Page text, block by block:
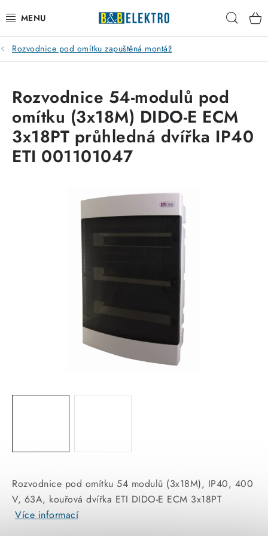
na
obsah
Reklamace / Vrácení zboží
Kontakty
VYTÁPĚNÍ
OHŘÍVAČE VODY
SVÍTIDLA domovní
LED osvětlení
SVÍTIDLA interiérová
Rozvodnice pod omítku zapuštěná montáž
Rozvodnice pod omítku 54 modulů (3x18M), IP40, 400
V, 63A, kouřová dvířka ETI DIDO-E ECM 3x18PT
Více informací
Rozvodnice 54-modulů pod
omítku (3x18M) DIDO-E ECM
3x18PT průhledná dvířka IP40
ETI 001101047